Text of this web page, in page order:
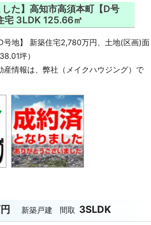
した】高知市高須本町【D号
宅 3LDK 125.66㎡
号地】 新築住宅2,780万円、土地(区画)面
坪）
産情報は、弊社（メイクハウジング）で
新築戸建 間取 3SLDK